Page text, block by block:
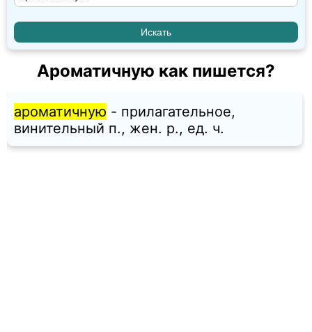
Ароматичную как пишется?
ароматичную - прилагательное,
винительный п., жен. p., ед. ч.